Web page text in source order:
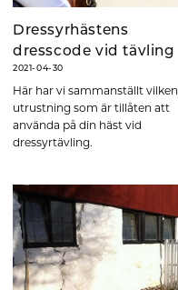
Dressyrhästens
dresscode vid tävling
2021-04-30
Här har vi sammanställt vilken
utrustning som är tillåten att
använda på din häst vid
dressyrtävling.